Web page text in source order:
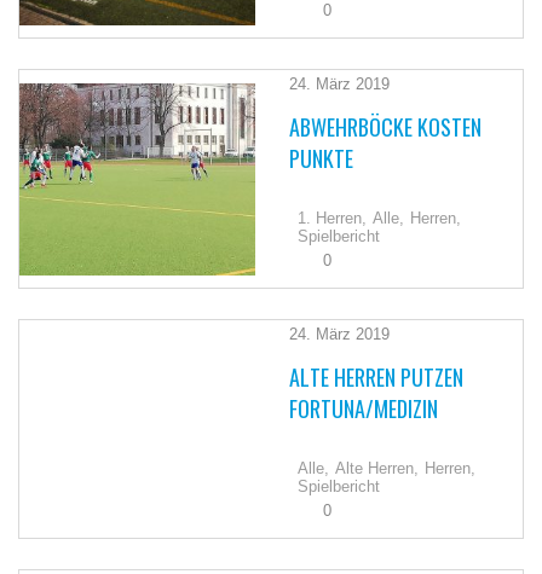
0
24. März 2019
ABWEHRBÖCKE KOSTEN
PUNKTE
1. Herren, Alle, Herren,
Spielbericht
0
24. März 2019
ALTE HERREN PUTZEN
FORTUNA/MEDIZIN
Alle, Alte Herren, Herren,
Spielbericht
0